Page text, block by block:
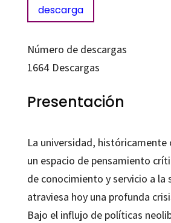
descarga
Número de descargas
1664Descargas
Presentación
La universidad, históricamente
un espacio de pensamiento
de conocimiento y servicio a la
atraviesa hoy una profunda
Bajo el influjo de políticas